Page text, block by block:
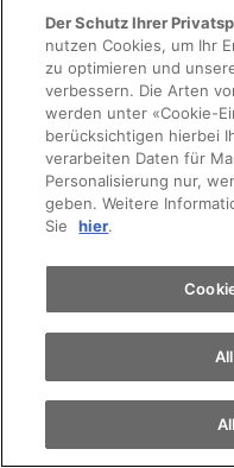
Unser AMAG
Volle
Mehr
15 Tage
Der Schutz Ihrer
nutzen Cookies, um Ihr
zu optimieren und
verbessern. Die Arten
werden unter «Cookie-
berücksichtigen hierbei
verarbeiten Daten für
Personalisierung nur,
geben. Weitere
Sie
hier.